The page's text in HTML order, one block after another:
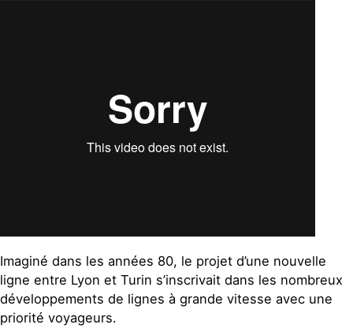
Imaginé dans les années 80, le projet d’une nouvelle
ligne entre Lyon et Turin s’inscrivait dans les nombreux
développements de lignes à grande vitesse avec une
priorité voyageurs.